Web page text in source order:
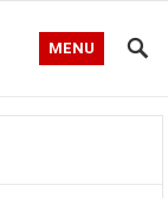
MENU